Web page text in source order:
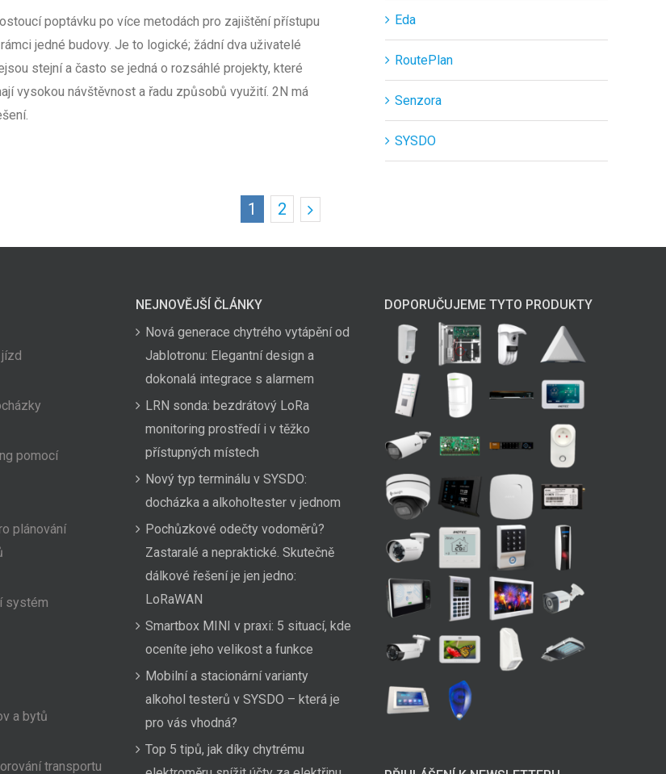
poptávku po více metodách pro zajištění přístupu
jedné budovy. Je to logické; žádní dva uživatelé
stejní a často se jedná o rozsáhlé projekty, které
vysokou návštěvnost a řadu způsobů využití. 2N má
1 2
Eda
RoutePlan
Senzora
SYSDO
pomocí
plánování
systém
a bytů
transportu
NEJNOVĚJŠÍ ČLÁNKY
Nová generace chytrého vytápění od
Jablotronu: Elegantní design a
dokonalá integrace s alarmem
LRN sonda: bezdrátový LoRa
monitoring prostředí i v těžko
přístupných místech
Nový typ terminálu v SYSDO:
docházka a alkoholtester v jednom
Pochůzkové odečty vodoměrů?
Zastaralé a nepraktické. Skutečně
dálkové řešení je jen jedno:
LoRaWAN
Smartbox MINI v praxi: 5 situací, kde
oceníte jeho velikost a funkce
Mobilní a stacionární varianty
alkohol testerů v SYSDO – která je
pro vás vhodná?
Top 5 tipů, jak díky chytrému
DOPORUČUJEME TYTO PRODUKTY